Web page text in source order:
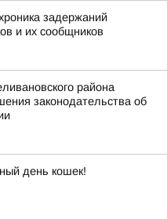
задержаний
и их сообщников
района
законодательства об
день кошек!